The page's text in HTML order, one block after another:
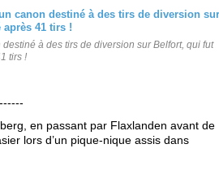
à des tirs de diversion sur Belfort, qui fut
tirs !
en passant par Flaxlanden avant de
lors d’un pique-nique assis dans